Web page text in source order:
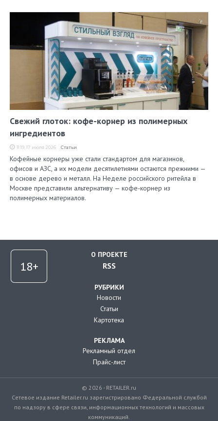
Свежий глоток: кофе-корнер из полимерных
ингредиентов
11:19, 17 июля 2026 Статьи
Кофейные корнеры уже стали стандартом для магазинов,
офисов и АЗС, а их модели десятилетиями остаются прежними —
в основе дерево и металл. На Неделе российского ритейла в
Москве представили альтернативу — кофе-корнер из
полимерных материалов.
О ПРОЕКТЕ
RSS
РУБРИКИ
Новости
Статьи
Картотека
РЕКЛАМА
Рекламный отдел
Прайс-лист
© 2026 - RETAILER.ru
Сетевое издание Retailer.ru зарегистрировано Федеральной службой
по надзору в сфере связи, информационных технологий и массовых
коммуникаций.